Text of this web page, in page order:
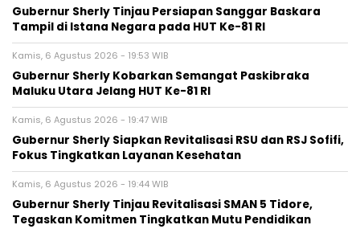
Gubernur Sherly Tinjau Persiapan Sanggar Baskara
Tampil di Istana Negara pada HUT Ke-81 RI
Kamis, 6 Agustus 2026 - 19:53 WIB
Gubernur Sherly Kobarkan Semangat Paskibraka
Maluku Utara Jelang HUT Ke-81 RI
Kamis, 6 Agustus 2026 - 19:47 WIB
Gubernur Sherly Siapkan Revitalisasi RSU dan RSJ Sofifi,
Fokus Tingkatkan Layanan Kesehatan
Kamis, 6 Agustus 2026 - 19:44 WIB
Gubernur Sherly Tinjau Revitalisasi SMAN 5 Tidore,
Tegaskan Komitmen Tingkatkan Mutu Pendidikan